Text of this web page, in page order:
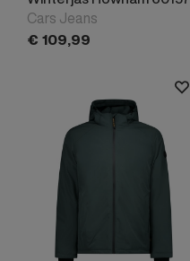
Cars Jeans
€ 109,99